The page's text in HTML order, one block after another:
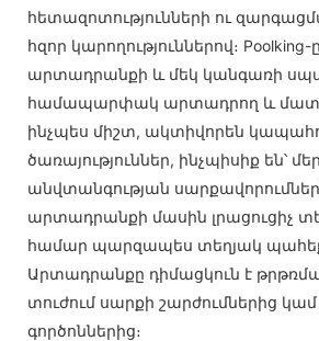
հետազոտությունների ու
հզոր կարողություններով։
արտադրանքի և մեկ կանգառի
համապարփակ արտադրող և
ինչպես միշտ, ակտիվորեն
ծառայություններ, ինչպիսիք են՝
անվտանգության
արտադրանքի մասին լրացուցիչ
համար պարզապես տեղյակ պահեք
Արտադրանքը դիմացկուն է
տուժում սարքի շարժումներից
գործոններից։